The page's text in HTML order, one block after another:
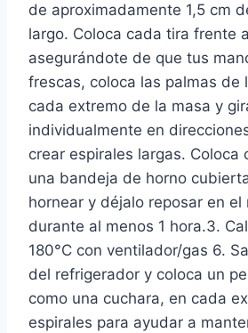
de aproximadamente 1,5 cm
largo. Coloca cada tira frente
asegurándote de que tus
frescas, coloca las palmas de
cada extremo de la masa y
individualmente en
crear espirales largas. Coloca
una bandeja de horno
hornear y déjalo reposar en el
durante al menos 1 hora.3.
180°C con ventilador/gas 6.
del refrigerador y coloca un
como una cuchara, en cada
espirales para ayudar a